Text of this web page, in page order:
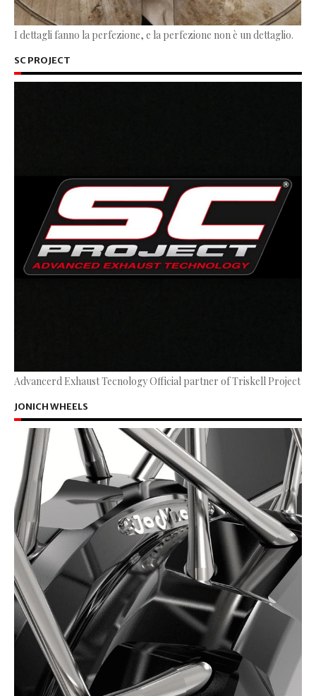
I dettagli fanno la perfezione, e la perfezione non è un dettaglio.
SC PROJECT
Advancerd Exhaust Tecnology Official partner of Triskell Project
JONICH WHEELS